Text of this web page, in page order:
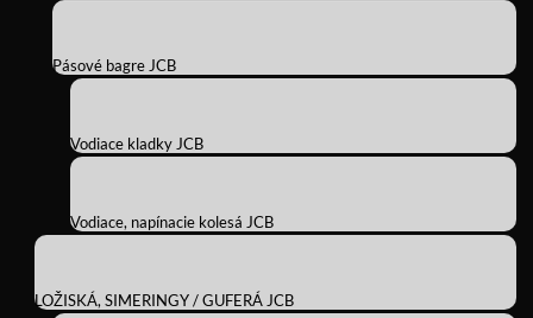
Pásové bagre JCB
Vodiace kladky JCB
Vodiace, napínacie kolesá JCB
LOŽISKÁ, SIMERINGY / GUFERÁ JCB